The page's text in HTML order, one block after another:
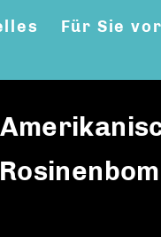
Für Sie